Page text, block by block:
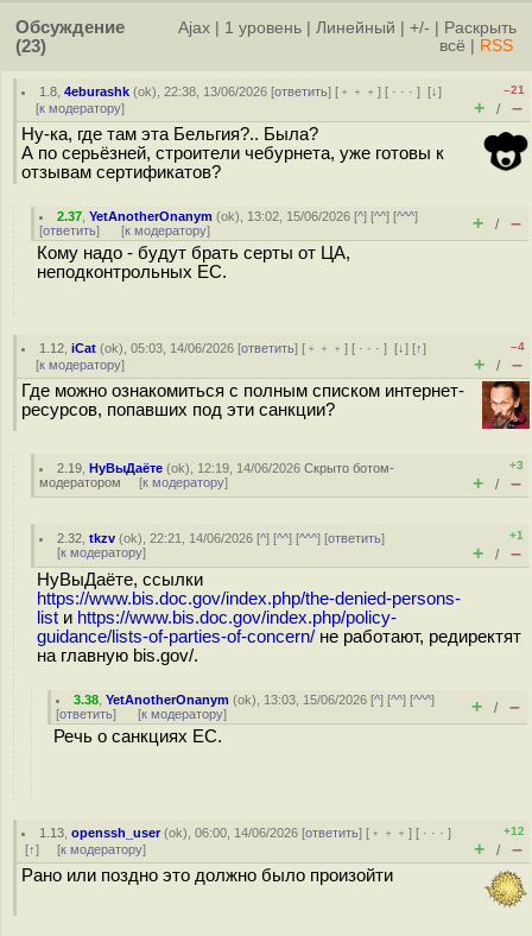
Обсуждение
(23)
Ajax 1 уровень Линейный +/-
Раскрыть
всё
RSS
1.8 ,4eburashk (ok), 22:38, 13/06/2026 [ответить] [ ﹢﹢﹢] [ · · ·][↓]
[к модератору]
–21
+ / –
Ну-ка, где там эта Бельгия?.. Была?
А по серьёзней, строители чебурнета, уже готовы к
отзывам сертификатов?
2.37 ,YetAnotherOnanym (ok), 13:02, 15/06/2026 [^] [^^] [^^^]
[ответить] [к модератору] + / –
Кому надо - будут брать серты от ЦА,
неподконтрольных ЕС.
1.12 ,iCat (ok), 05:03, 14/06/2026 [ответить] [ ﹢﹢﹢] [ · · ·][↓] [↑]
[к модератору]
–4
+ / –
Где можно ознакомиться с полным списком интернет-
ресурсов, попавших под эти санкции?
2.19 ,НуВыДаёте (ok), 12:19, 14/06/2026Скрыто ботом-
модератором [к модератору]
+3
+ / –
2.32 ,tkzv (ok), 22:21, 14/06/2026 [^] [^^] [^^^] [ответить]
[к модератору]
+1
+ / –
НуВыДаёте, ссылки
https://www.bis.doc.gov/index.php/the-denied-persons-
list и https://www.bis.doc.gov/index.php/policy-
guidance/lists-of-parties-of-concern/ не работают, редиректят
на главную bis.gov/.
3.38 ,YetAnotherOnanym (ok), 13:03, 15/06/2026 [^] [^^] [^^^]
[ответить] [к модератору] + / –
Речь о санкциях ЕС.
1.13 ,openssh_user(ok), 06:00, 14/06/2026 [ответить] [ ﹢﹢﹢] [ · · ·]
[↑] [к модератору]
+12
+ / –
Рано или поздно это должно было произойти